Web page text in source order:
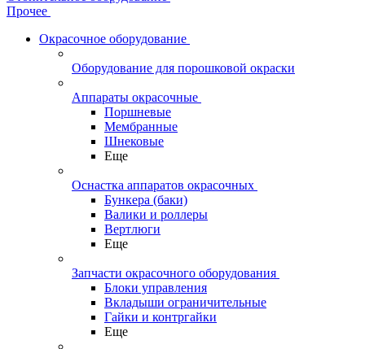
Прочее
Окрасочное оборудование
Оборудование для порошковой окраски
Аппараты окрасочные
Поршневые
Мембранные
Шнековые
Еще
Оснастка аппаратов окрасочных
Бункера (баки)
Валики и роллеры
Вертлюги
Еще
Запчасти окрасочного оборудования
Блоки управления
Вкладыши ограничительные
Гайки и контргайки
Еще